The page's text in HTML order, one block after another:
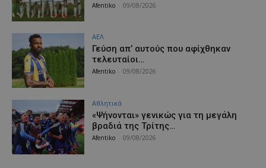
Afentiko 09/08/2026
ΑΕΛ
Γεύση απ’ αυτούς που αφίχθηκαν
τελευταίοι…
Afentiko 09/08/2026
Αθλητικά
«Ψήνονται» γενικώς για τη μεγάλη
βραδιά της Τρίτης…
Afentiko 09/08/2026